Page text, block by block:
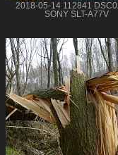
2018-05-14 112841
SONY SLT-A77V